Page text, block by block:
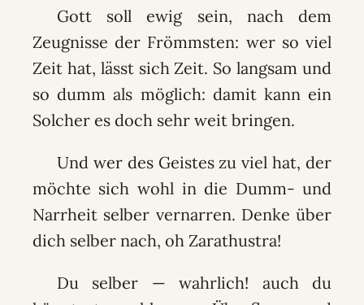
Gott soll ewig sein, nach dem
Zeugnisse der Frömmsten: wer so viel
Zeit hat, lässt sich Zeit. So langsam und
so dumm als möglich: damit kann ein
Solcher es doch sehr weit bringen.
Und wer des Geistes zu viel hat, der
möchte sich wohl in die Dumm- und
Narrheit selber vernarren. Denke über
dich selber nach, oh Zarathustra!
Du selber — wahrlich! auch du